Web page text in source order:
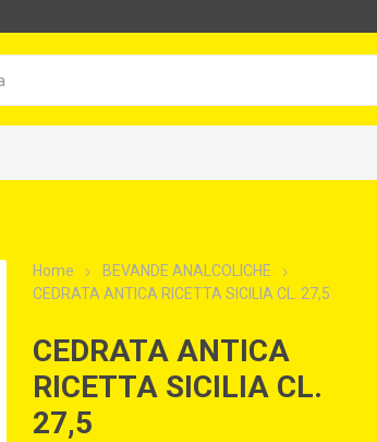
Home
BEVANDE ANALCOLICHE
CEDRATA ANTICA RICETTA SICILIA CL. 27,5
CEDRATA ANTICA
RICETTA SICILIA CL.
27,5